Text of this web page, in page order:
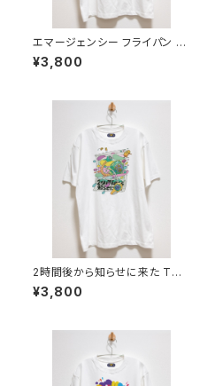
エマージェンシー フライパン ア
ラーム Tシャツ 6.2オンス
¥3,800
2時間後から知らせに来た Tシ
ャツ 6.2オンス
¥3,800